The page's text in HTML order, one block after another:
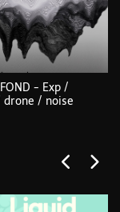
FOND - Exp /
/ noise